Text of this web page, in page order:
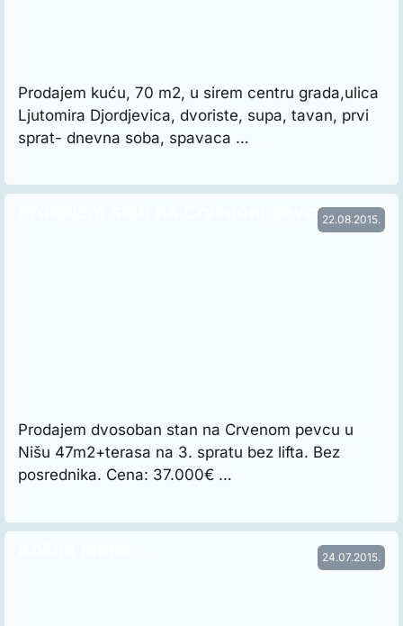
Prodajem kuću, 70 m2, u sirem centru grada,ulica
Ljutomira Djordjevica, dvoriste, supa, tavan, prvi
sprat- dnevna soba, spavaca …
22.08.2015.
Prodajem stan na Crvenom pevcu
Prodajem dvosoban stan na Crvenom pevcu u
Nišu 47m2+terasa na 3. spratu bez lifta. Bez
posrednika. Cena: 37.000€ …
24.07.2015.